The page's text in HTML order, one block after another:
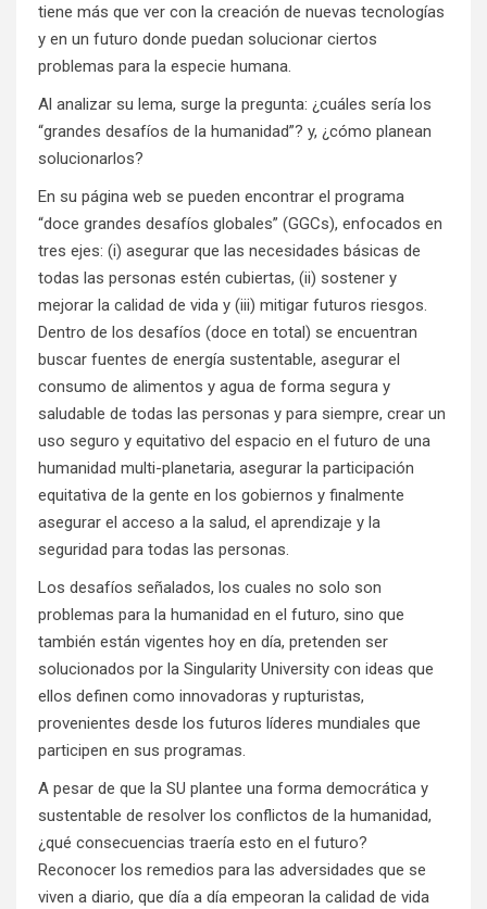
tiene más que ver con la creación de nuevas tecnologías
y en un futuro donde puedan solucionar ciertos
problemas para la especie humana.
Al analizar su lema, surge la pregunta: ¿cuáles sería los
“grandes desafíos de la humanidad”? y, ¿cómo planean
solucionarlos?
En su página web se pueden encontrar el programa
“doce grandes desafíos globales” (GGCs), enfocados en
tres ejes: (i) asegurar que las necesidades básicas de
todas las personas estén cubiertas, (ii) sostener y
mejorar la calidad de vida y (iii) mitigar futuros riesgos.
Dentro de los desafíos (doce en total) se encuentran
buscar fuentes de energía sustentable, asegurar el
consumo de alimentos y agua de forma segura y
saludable de todas las personas y para siempre, crear un
uso seguro y equitativo del espacio en el futuro de una
humanidad multi-planetaria, asegurar la participación
equitativa de la gente en los gobiernos y finalmente
asegurar el acceso a la salud, el aprendizaje y la
seguridad para todas las personas.
Los desafíos señalados, los cuales no solo son
problemas para la humanidad en el futuro, sino que
también están vigentes hoy en día, pretenden ser
solucionados por la Singularity University con ideas que
ellos definen como innovadoras y rupturistas,
provenientes desde los futuros líderes mundiales que
participen en sus programas.
A pesar de que la SU plantee una forma democrática y
sustentable de resolver los conflictos de la humanidad,
¿qué consecuencias traería esto en el futuro?
Reconocer los remedios para las adversidades que se
viven a diario, que día a día empeoran la calidad de vida